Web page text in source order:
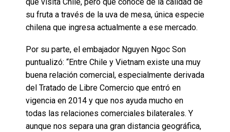
su fruta a través de la uva de mesa, única especie
chilena que ingresa actualmente a ese mercado.
Por su parte, el embajador Nguyen Ngoc Son
puntualizó: “Entre Chile y Vietnam existe una muy
buena relación comercial, especialmente derivada
del Tratado de Libre Comercio que entró en
vigencia en 2014 y que nos ayuda mucho en
todas las relaciones comerciales bilaterales. Y
aunque nos separa una gran distancia geográfica,